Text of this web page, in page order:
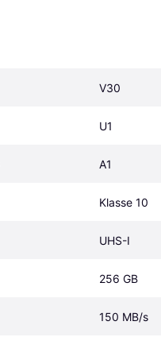
V30
U1
A1
Klasse 10
UHS-I
256 GB
150 MB/s